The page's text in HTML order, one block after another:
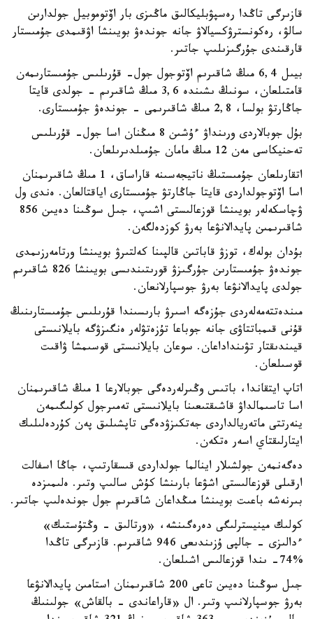
قازىرگى تاڭدا رەسپۋبليكالىق ماڭىزى بار اۆتوموبيل جولدارىن
سالۋ، رەكونسترۋكسيالاۋ جانە جوندەۋ بويىنشا اۋقىمدى جۇمىستار
قارقىندى جۇرگىزىلىپ جاتىر.
بيىل 6,4 مىڭ شاقىرىم اۆتوجول جول- قۇرىلىس جۇمىستارىمەن
قامتىلعان، سونىڭ ىشىندە 3,6 مىڭ شاقىرىم - جولدى قايتا
جاڭارتۋ بولسا، 2,8 مىڭ شاقىرىمى - جوندەۋ جۇمىستارى.
بۇل جوبالاردى ورىنداۋ ءۇشىن 8 مىڭنان اسا جول- قۇرىلىس
تەحنيكاسى مەن 12 مىڭ مامان جۇمىلدىرىلعان.
اتقارىلعان جۇمىستىڭ ناتيجەسىنە قاراساق، 1 مىڭ شاقىرىمنان
اسا اۆتوجولداردى قايتا جاڭارتۋ جۇمىستارى اياقتالعان. ەندى ول
ۋچاسكەلەر بويىنشا قوزعالىستى اشىپ، جىل سوڭىنا دەيىن 856
شاقىرىمىن پايدالانۋعا بەرۋ كوزدەلگەن.
بۇدان بولەك، توزۋ قاباتىن قالپىنا كەلتىرۋ بويىنشا ورتامەرزىمدى
جوندەۋ جۇمىستارىن جۇرگىزۋ قورىتىندىسى بويىنشا 826 شاقىرىم
جولدى پايدالانۋعا بەرۋ جوسپارلانعان.
مىندەتتەمەلەردى جۇزەگە اسىرۋ بارىسىندا قۇرىلىس جۇمىستارىنىڭ
قۇنى قىمباتتاۋى جانە جوباعا تۇزەتۋلەر ەنگىزۋگە بايلانىستى
قيىندىقتار تۋىنداداعان. سوعان بايلانىستى قوسىمشا ۋاقىت
قوسىلعان.
اتاپ ايتقاندا، باتىس وڭىرلەردەگى جوبالارعا 1 مىڭ شاقىرىمنان
اسا تاسىمالداۋ قاشىقتىعىنا بايلانىستى تەمىرجول كولىگىمەن
ينەرتتى ماتەريالداردى جەتكىزۋدەگى تاپشىلىق پەن كۇردەلىلىك
ايتارلىقتاي اسەر ەتكەن.
دەگەنمەن جولشىلار اينالما جولداردى قىسقارتىپ، جاڭا اسفالت
ارقىلى قوزعالىستى اشۋعا بارىنشا كۇش سالىپ وتىر. ەلىمىزدە
بىرنەشە باعىت بويىنشا مىڭداعان شاقىرىم جول جوندەلىپ جاتىر.
كولىك مينيسترلىگى دەرەگىنشە، «ورتالىق - وڭتۇستىك»
ءدالىزى - جالپى ۇزىندىعى 946 شاقىرىم. قازىرگى تاڭدا
%74- ىندا قوزعالىس اشىلعان.
جىل سوڭىنا دەيىن تاعى 200 شاقىرىمنان استامىن پايدالانۋعا
بەرۋ جوسپارلانىپ وتىر. ال «قاراعاندى - بالقاش» جولىنىڭ